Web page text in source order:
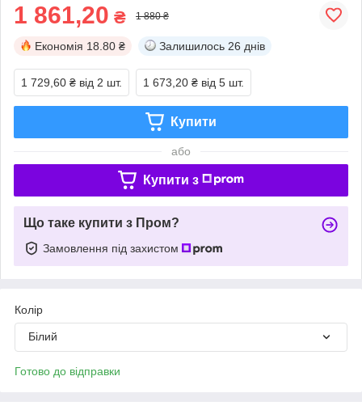
1 861,20 ₴ 1 880 ₴
Економія 18.80 ₴ Залишилось 26 днів
1 729,60 ₴ від 2 шт. 1 673,20 ₴ від 5 шт.
Купити
або
Купити з
Що таке купити з Пром?
Замовлення під захистом
Колір
Білий
Готово до відправки